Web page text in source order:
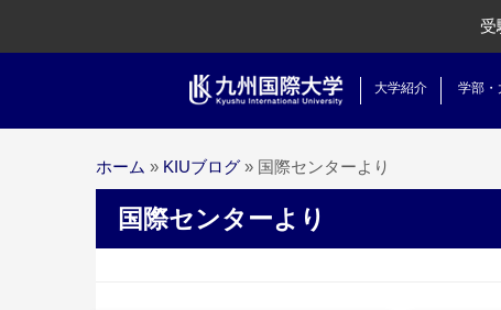
受
大学紹介 学部・
ホーム » KIUブログ » 国際センターより
国際センターより